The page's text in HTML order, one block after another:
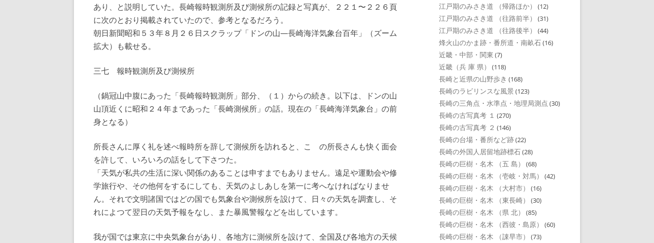
あり、と説明していた。長崎報時観測所及び測候所の記録と写真が、２２１〜２２６頁
に次のとおり掲載されていたので、参考となるだろう。
朝日新聞昭和５３年８月２６日スクラップ「ドンの山—長崎海洋気象台百年」（ズーム
拡大）も載せる。
三七 報時観測所及び測候所
（鍋冠山中腹にあった「長崎報時観測所」部分、（１）からの続き。以下は、ドンの山
山頂近くに昭和２４年まであった「長崎測候所」の話。現在の「長崎海洋気象台」の前
身となる）
所長さんに厚く礼を述べ報時所を辞して測候所を訪れると、こゝの所長さんも快く面会
を許して、いろいろの話をして下さつた。
「天気が私共の生活に深い関係のあることは申すまでもありません。遠足や運動会や修
学旅行や、その他何をするにしても、天気のよしあしを第一に考へなければなりませ
ん。それで文明諸国ではどの国でも気象台や測候所を設けて、日々の天気を調査し、そ
れによつて翌日の天気予報をなし、また暴風警報などを出しています。
我が国では東京に中央気象台があり、各地方に測候所を設けて、全国及び各地方の天候
江戸期のみさき道 （帰路ほか） (12)
江戸期のみさき道 （往路前半） (31)
江戸期のみさき道 （往路後半） (44)
烽火山のかま跡・番所道・南畝石(16)
近畿・中部・関東 (7)
近畿（兵 庫 県） (118)
長崎と近県の山野歩き (168)
長崎のラビリンスな風景 (123)
長崎の三角点・水準点・地理局測点 (30)
長崎の古写真考 １ (270)
長崎の古写真考 ２ (146)
長崎の台場・番所など跡(22)
長崎の外国人居留地跡標石(28)
長崎の巨樹・名木 （五 島） (68)
長崎の巨樹・名木 （壱岐・対馬） (42)
長崎の巨樹・名木 （大村市） (16)
長崎の巨樹・名木 （東長崎） (30)
長崎の巨樹・名木 （県 北） (85)
長崎の巨樹・名木 （西彼・島原） (60)
長崎の巨樹・名木 （諌早市） (73)